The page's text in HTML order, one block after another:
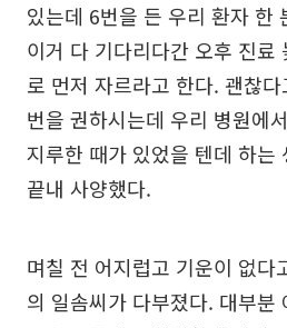
있는데 6번을 든 우리 환자 한
이거 다 기다리다간 오후 진료
로 먼저 자르라고 한다. 괜찮
번을 권하시는데 우리 병원에
지루한 때가 있었을 텐데 하는
끝내 사양했다.
며칠 전 어지럽고 기운이 없다
의 일솜씨가 다부졌다. 대부분